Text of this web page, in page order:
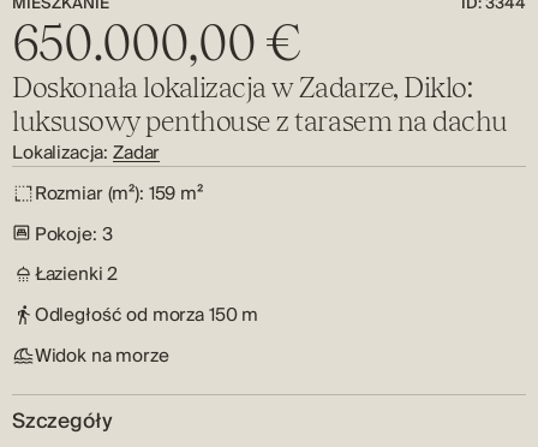
650.000,00 €
Doskonała lokalizacja w Zadarze, Diklo:
luksusowy penthouse z tarasem na dachu
Lokalizacja:Zadar
Rozmiar (m²): 159 m²
Pokoje: 3
Łazienki2
Odległość od morza150 m
Widok na morze
Szczegóły